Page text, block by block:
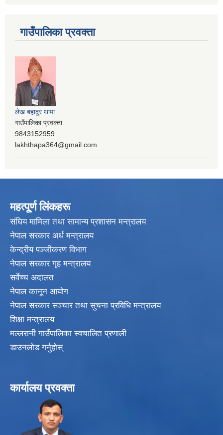
गाउँपालिका प्रवक्ता
लेख बहादुर थापा
गाउँपालिका प्रवक्ता
9843152959
lakhthapa364@gmail.com
महत्पू्र्ण लिंकहरू
संघिय मामिला तथा सामान्य प्रशासन मन्त्रालय
नेपाल सरकार अर्थ मन्त्रालय
केन्द्रीय पञ्जीकरण विभाग
नेपाल सरकार गृह मन्त्रालय
सर्वेच्च अदालत
नेपाल कानून आयोग
नेपाल सरकार सञ्चार तथा सुचना प्रविधि मन्त्रालय
शिक्षा मन्त्रालय
मल्लरानी गाउँपालिका स्वचालित प्रणाली
डाउनलोड गर्नुहोस्
कार्यालय प्रवक्ता